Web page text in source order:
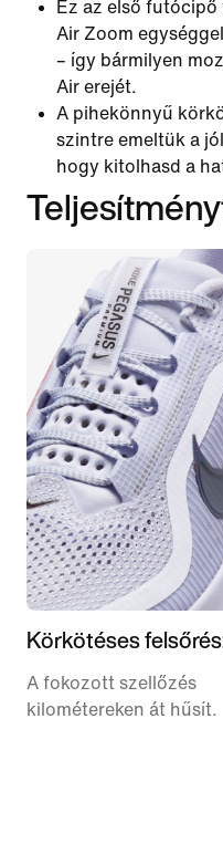
Ez az első
Air Zoom
– így bármilyen
Air erejét.
A pihekönnyű
szintre emeltük a
hogy kitolhasd a
Körkötéses
A fokozott szellőzés
kilométereken át hűsít.